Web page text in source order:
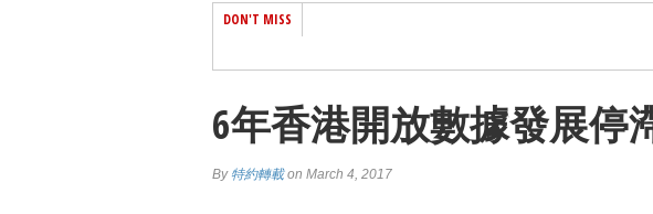
DON'T MISS
6年香港開放數據發展停
By 特約轉載on March 4, 2017